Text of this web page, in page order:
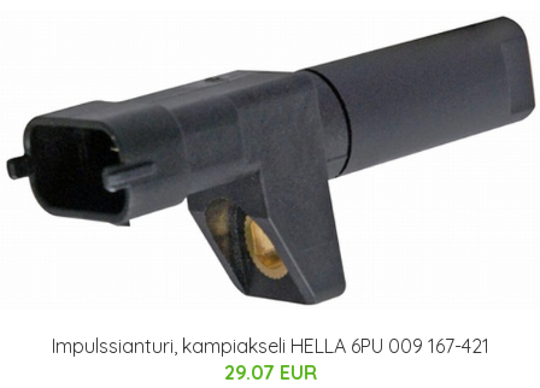
Impulssianturi, kampiakseli HELLA 6PU 009 167-421
29.07 EUR